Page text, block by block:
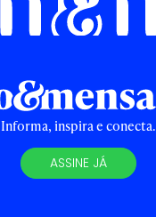
Informa, inspira e conecta.
ASSINE JÁ